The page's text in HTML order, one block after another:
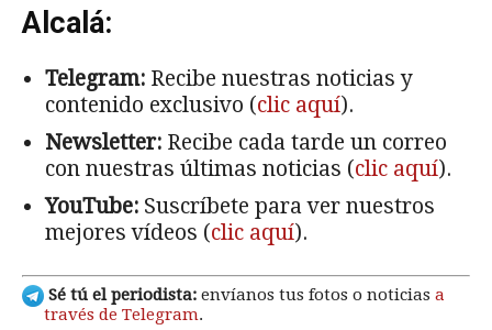
Alcalá:
Telegram: Recibe nuestras noticias y
contenido exclusivo (clic aquí).
Newsletter: Recibe cada tarde un correo
con nuestras últimas noticias (clic aquí).
YouTube: Suscríbete para ver nuestros
mejores vídeos (clic aquí).
Sé tú el periodista: envíanos tus fotos o noticias a
través de Telegram.